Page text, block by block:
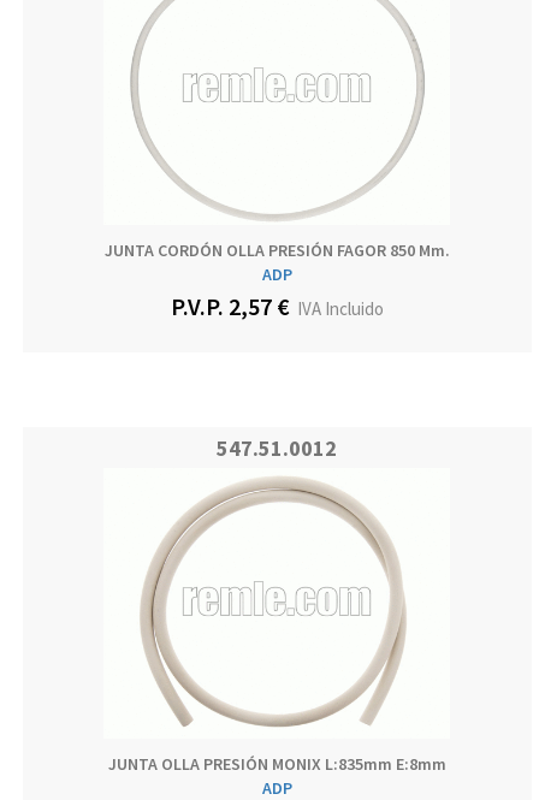
JUNTA CORDÓN OLLA PRESIÓN FAGOR 850 Mm.
ADP
P.V.P. 2,57 €IVA Incluido
547.51.0012
JUNTA OLLA PRESIÓN MONIX L:835mm E:8mm
ADP